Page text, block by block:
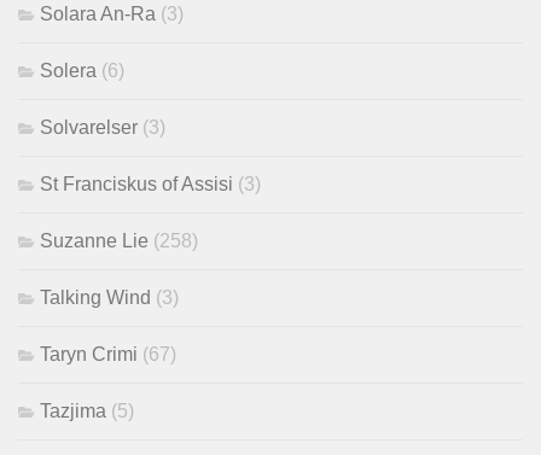
Solara An-Ra (3)
Solera (6)
Solvarelser (3)
St Franciskus of Assisi (3)
Suzanne Lie (258)
Talking Wind (3)
Taryn Crimi (67)
Tazjima (5)